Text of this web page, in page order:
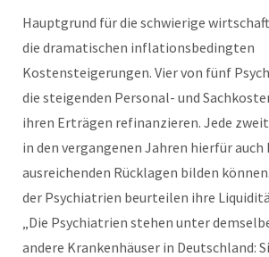
Hauptgrund für die schwierige
die dramatischen inflationsbedingten
Kostensteigerungen. Vier von fünf
die steigenden Personal- und
ihren Erträgen refinanzieren. Jede
in den vergangenen Jahren hierfür auch
ausreichenden Rücklagen bilden
der Psychiatrien beurteilen ihre
„Die Psychiatrien stehen unter
andere Krankenhäuser in Deutschland: